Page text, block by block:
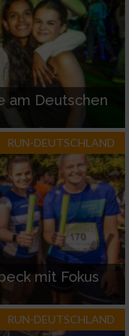
am Deutschen
RUN-DEUTSCHLAND
mit Fokus
RUN-DEUTSCHLAND